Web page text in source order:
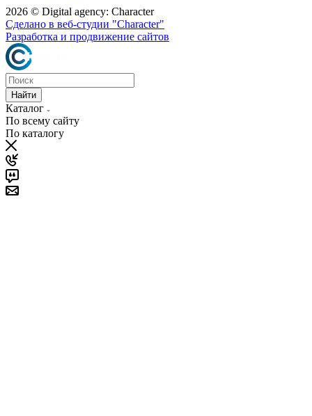
2026 © Digital agency: Character
Сделано в веб-студии "Character"
Разработка и продвижение сайтов
Найти
Каталог
По всему сайту
По каталогу